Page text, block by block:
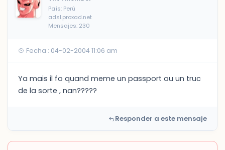
País: Perú
adsl.proxad.net
Mensajes: 230
Fecha : 04-02-2004 11:06 am
Ya mais il fo quand meme un passport ou un truc
de la sorte , nan?????
Responder a este mensaje